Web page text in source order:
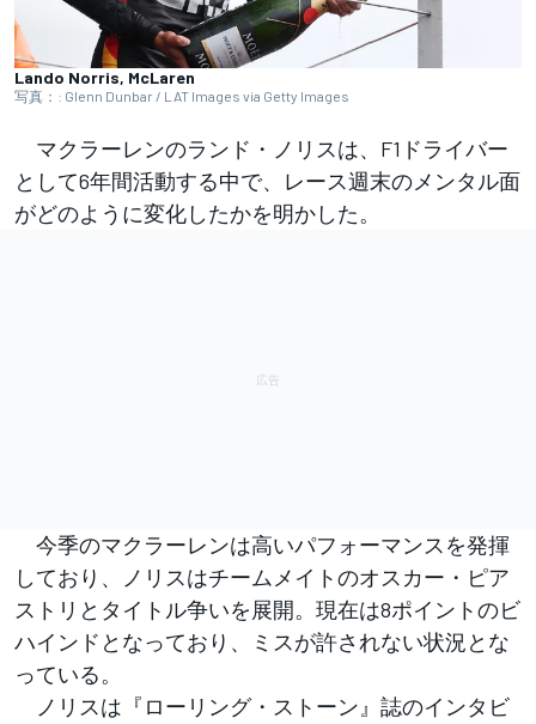
Lando Norris, McLaren
写真：: Glenn Dunbar / LAT Images via Getty Images
マクラーレンのランド・ノリスは、F1ドライバー
として6年間活動する中で、レース週末のメンタル面
がどのように変化したかを明かした。
今季のマクラーレンは高いパフォーマンスを発揮
しており、ノリスはチームメイトのオスカー・ピア
ストリとタイトル争いを展開。現在は8ポイントのビ
ハインドとなっており、ミスが許されない状況とな
っている。
ノリスは『ローリング・ストーン』誌のインタビ